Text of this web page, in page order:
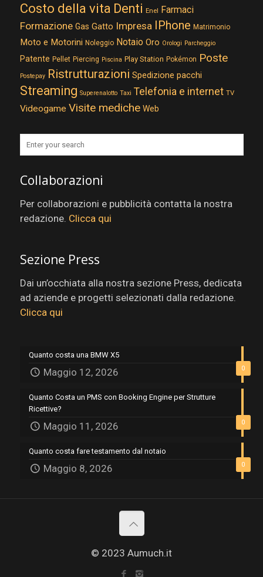
Costo della vita Denti Enel Farmaci
Formazione Gas Gatto Impresa IPhone Matrimonio
Moto e Motorini Noleggio Notaio Oro Orologi Parcheggio
Patente Pellet Piercing Piscina Play Station Pokémon Poste
Postepay Ristrutturazioni Spedizione pacchi
Streaming Superenalotto Taxi Telefonia e internet TV
Videogame Visite mediche Web
Collaborazioni
Per collaborazioni e pubblicità contatta la nostra
redazione. Clicca qui
Sezione Press
Dai un’occhiata alla nostra sezione Press, dedicata
ad aziende e progetti selezionati dalla redazione.
Clicca qui
0
Quanto costa una BMW X5
Maggio 12, 2026
0
Quanto Costa un PMS con Booking Engine per Strutture
Ricettive?
Maggio 11, 2026
0
Quanto costa fare testamento dal notaio
Maggio 8, 2026
© 2023 Aumuch.it